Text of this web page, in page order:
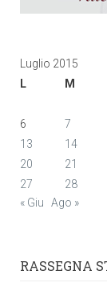
Luglio 2015
L
M
6
7
13
14
20
21
27
28
« Giu
Ago »
RASSEGNA